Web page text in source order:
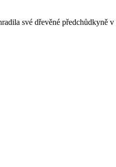
své dřevěné předchůdkyně